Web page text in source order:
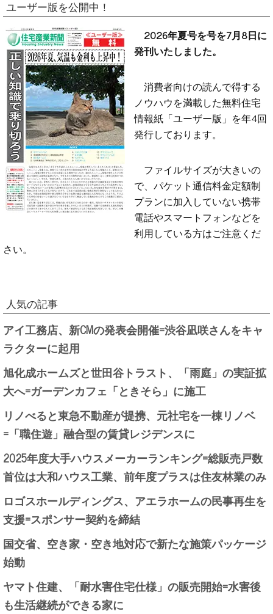
ユーザー版を公開中！
2026年夏号を号を7月8日に
発刊いたしました。
消費者向けの読んで得する
ノウハウを満載した無料住宅
情報紙「ユーザー版」を年4回
発行しております。
ファイルサイズが大きいの
で、パケット通信料金定額制
プランに加入していない携帯
電話やスマートフォンなどを
利用している方はご注意くだ
さい。
人気の記事
アイ工務店、新CMの発表会開催=渋谷凪咲さんをキャ
ラクターに起用
旭化成ホームズと世田谷トラスト、「雨庭」の実証拡
大へ=ガーデンカフェ「ときそら」に施工
リノべると東急不動産が提携、元社宅を一棟リノベ
=「職住遊」融合型の賃貸レジデンスに
2025年度大手ハウスメーカーランキング=総販売戸数
首位は大和ハウス工業、前年度プラスは住友林業のみ
ロゴスホールディングス、アエラホームの民事再生を
支援=スポンサー契約を締結
国交省、空き家・空き地対応で新たな施策パッケージ
始動
ヤマト住建、「耐水害住宅仕様」の販売開始=水害後
も生活継続ができる家に